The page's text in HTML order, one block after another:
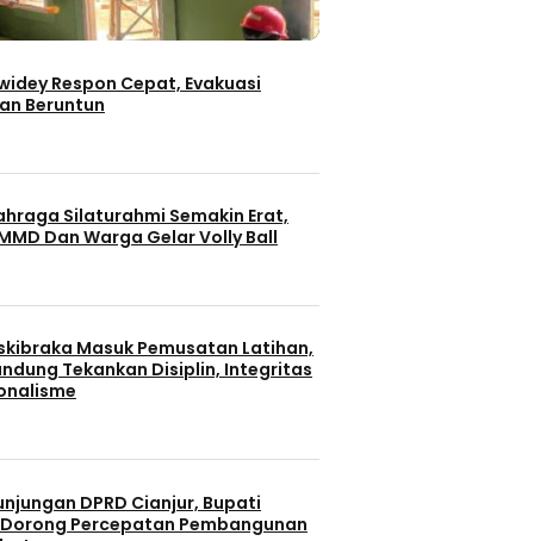
Respon Cepat, Evakuasi
Beruntun
Silaturahmi Semakin Erat,
Dan Warga Gelar Volly Ball
Masuk Pemusatan Latihan,
Tekankan Disiplin, Integritas
DPRD Cianjur, Bupati
Percepatan Pembangunan